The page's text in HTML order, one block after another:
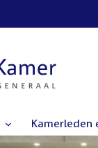
Kamerleden